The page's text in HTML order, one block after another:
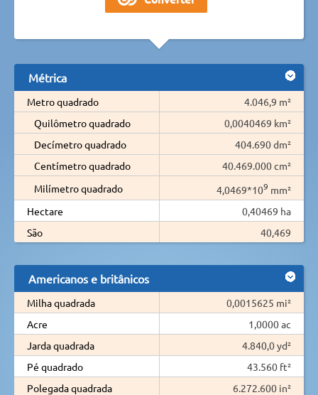
Métrica
Metro quadrado
4.046,9 m²
Quilômetro quadrado
0,0040469 km²
Decímetro quadrado
404.690 dm²
Centímetro quadrado
40.469.000 cm²
Milímetro quadrado
4,0469*109 mm²
Hectare
0,40469 ha
São
40,469
Americanos e britânicos
Milha quadrada
0,0015625 mi²
Acre
1,0000 ac
Jarda quadrada
4.840,0 yd²
Pé quadrado
43.560 ft²
Polegada quadrada
6.272.600 in²